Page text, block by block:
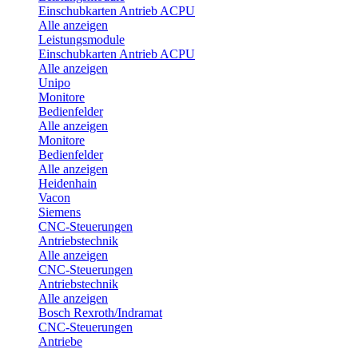
Einschubkarten Antrieb ACPU
Alle anzeigen
Leistungsmodule
Einschubkarten Antrieb ACPU
Alle anzeigen
Unipo
Monitore
Bedienfelder
Alle anzeigen
Monitore
Bedienfelder
Alle anzeigen
Heidenhain
Vacon
Siemens
CNC-Steuerungen
Antriebstechnik
Alle anzeigen
CNC-Steuerungen
Antriebstechnik
Alle anzeigen
Bosch Rexroth/Indramat
CNC-Steuerungen
Antriebe